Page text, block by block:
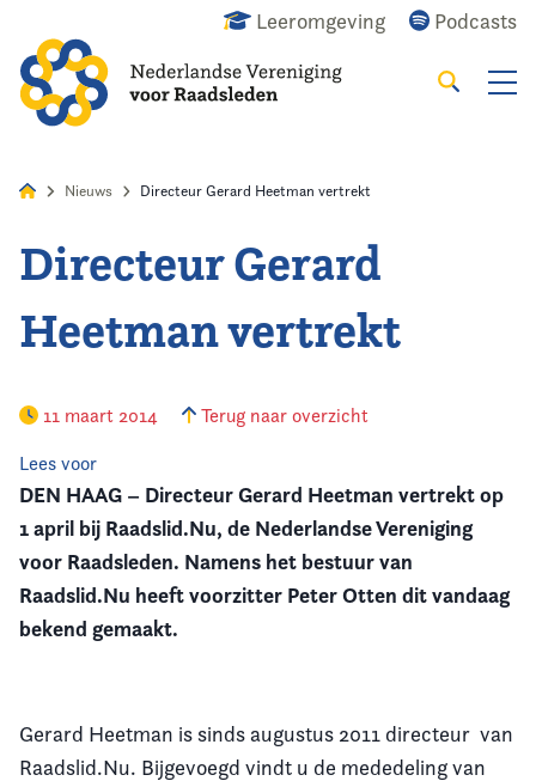
Leeromgeving Podcasts
Zoeken
Home
Agenda
Opleiding
Kennis & Informatie
Vereniging
Contact
Nieuws Directeur Gerard Heetman vertrekt
Directeur Gerard
Heetman vertrekt
11 maart 2014 Terug naar overzicht
Lees voor
DEN HAAG – Directeur Gerard Heetman vertrekt op
1 april bij Raadslid.Nu, de Nederlandse Vereniging
voor Raadsleden. Namens het bestuur van
Raadslid.Nu heeft voorzitter Peter Otten dit vandaag
bekend gemaakt.
Gerard Heetman is sinds augustus 2011 directeur van
Raadslid.Nu. Bijgevoegd vindt u de mededeling van